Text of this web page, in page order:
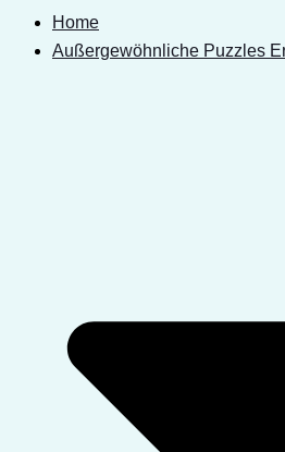
Home
Außergewöhnliche Puzzles